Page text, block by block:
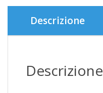
SM-
quantità
Descrizione
Descrizione